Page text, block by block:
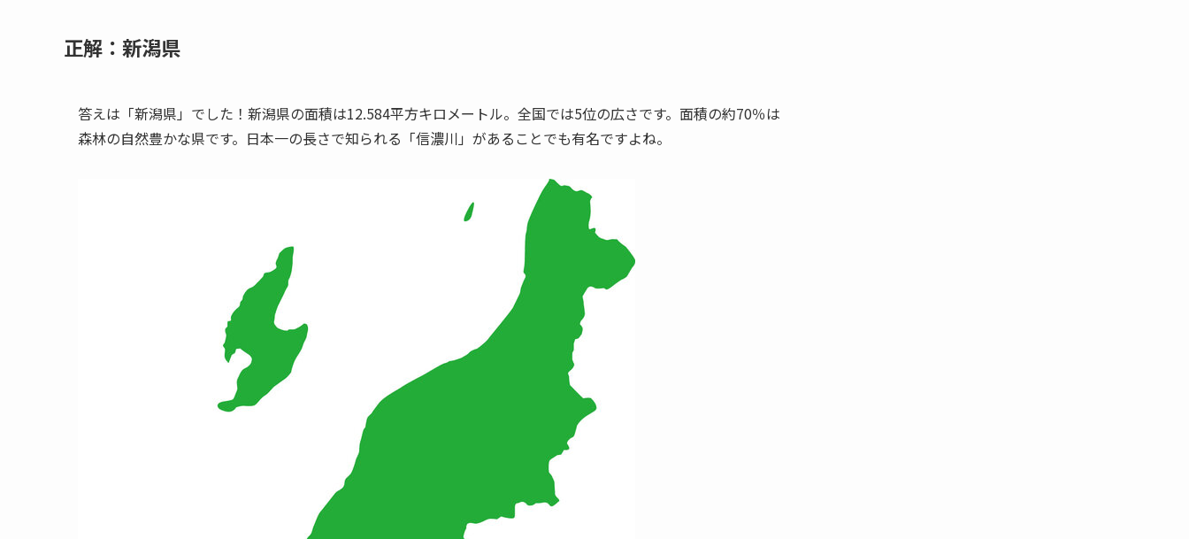
正解：新潟県
答えは「新潟県」でした！新潟県の面積は12.584平方キロメートル。全国では5位の広さです。面積の約70％は
森林の自然豊かな県です。日本一の長さで知られる「信濃川」があることでも有名ですよね。